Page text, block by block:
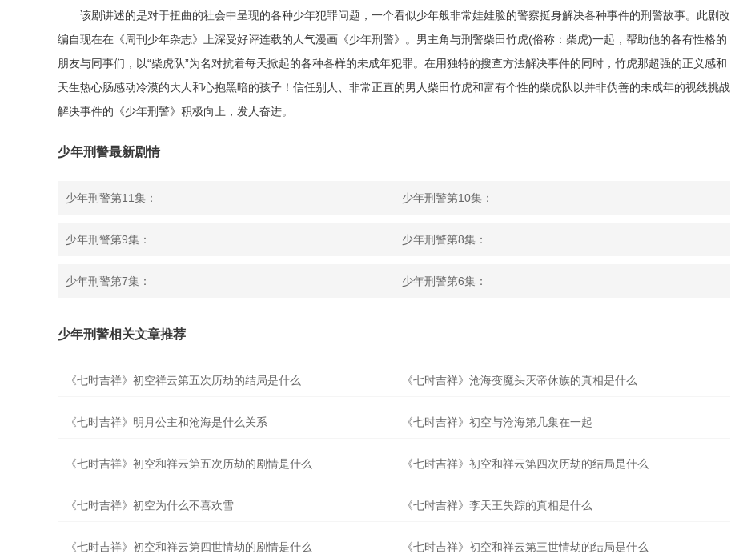
该剧讲述的是对于扭曲的社会中呈现的各种少年犯罪问题，一个看似少年般非常娃娃脸的警察挺身解决各种事件的刑警故事。此剧改
编自现在在《周刊少年杂志》上深受好评连载的人气漫画《少年刑警》。男主角与刑警柴田竹虎(俗称：柴虎)一起，帮助他的各有性格的
朋友与同事们，以“柴虎队”为名对抗着每天掀起的各种各样的未成年犯罪。在用独特的搜查方法解决事件的同时，竹虎那超强的正义感和
天生热心肠感动冷漠的大人和心抱黑暗的孩子！信任别人、非常正直的男人柴田竹虎和富有个性的柴虎队以并非伪善的未成年的视线挑战
解决事件的《少年刑警》积极向上，发人奋进。
少年刑警最新剧情
少年刑警第11集： 少年刑警第10集：
少年刑警第9集： 少年刑警第8集：
少年刑警第7集： 少年刑警第6集：
少年刑警相关文章推荐
《七时吉祥》初空祥云第五次历劫的结局是什么 《七时吉祥》沧海变魔头灭帝休族的真相是什么
《七时吉祥》明月公主和沧海是什么关系 《七时吉祥》初空与沧海第几集在一起
《七时吉祥》初空和祥云第五次历劫的剧情是什么 《七时吉祥》初空和祥云第四次历劫的结局是什么
《七时吉祥》初空为什么不喜欢雪 《七时吉祥》李天王失踪的真相是什么
《七时吉祥》初空和祥云第四世情劫的剧情是什么 《七时吉祥》初空和祥云第三世情劫的结局是什么